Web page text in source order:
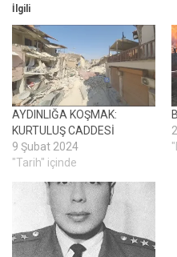
İlgili
AYDINLIĞA KOŞMAK:
KURTULUŞ CADDESİ
9 Şubat 2024
"Tarih" içinde